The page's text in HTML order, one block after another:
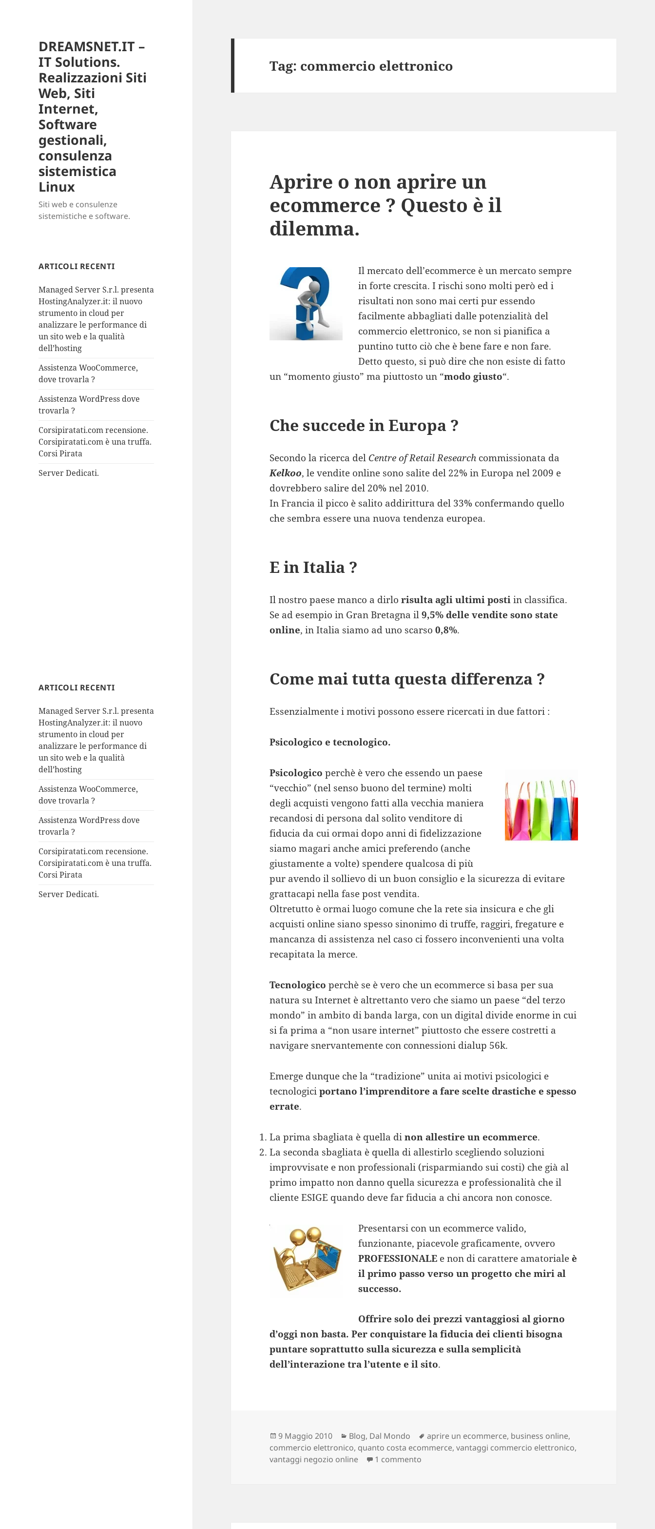
DREAMSNET.IT –
IT Solutions.
Realizzazioni Siti
Web, Siti
Internet,
Software
gestionali,
consulenza
sistemistica
Linux
Siti web e consulenze
sistemistiche e software.
ARTICOLI RECENTI
Managed Server S.r.l. presenta
HostingAnalyzer.it: il nuovo
strumento in cloud per
analizzare le performance di
un sito web e la qualità
dell’hosting
Assistenza WooCommerce,
dove trovarla ?
Assistenza WordPress dove
trovarla ?
Corsipiratati.com recensione.
Corsipiratati.com è una truffa.
Corsi Pirata
Server Dedicati.
ARTICOLI RECENTI
Managed Server S.r.l. presenta
HostingAnalyzer.it: il nuovo
strumento in cloud per
analizzare le performance di
un sito web e la qualità
dell’hosting
Assistenza WooCommerce,
dove trovarla ?
Assistenza WordPress dove
trovarla ?
Corsipiratati.com recensione.
Corsipiratati.com è una truffa.
Corsi Pirata
Server Dedicati.
Tag: commercio elettronico
Aprire o non aprire un
ecommerce ? Questo è il
dilemma.
Il mercato dell’ecommerce è un mercato sempre
in forte crescita. I rischi sono molti però ed i
risultati non sono mai certi pur essendo
facilmente abbagliati dalle potenzialità del
commercio elettronico, se non si pianifica a
puntino tutto ciò che è bene fare e non fare.
Detto questo, si può dire che non esiste di fatto
un “momento giusto” ma piuttosto un “modo giusto“.
Che succede in Europa ?
Secondo la ricerca del Centre of Retail Research commissionata da
Kelkoo, le vendite online sono salite del 22% in Europa nel 2009 e
dovrebbero salire del 20% nel 2010.
In Francia il picco è salito addirittura del 33% confermando quello
che sembra essere una nuova tendenza europea.
E in Italia ?
Il nostro paese manco a dirlorisulta agli ultimi postiin classifica.
Se ad esempio in Gran Bretagna il9,5% delle vendite sono state
online, in Italia siamo ad uno scarso0,8%.
Come mai tutta questa differenza ?
Essenzialmente i motivi possono essere ricercati in due fattori :
Psicologico e tecnologico.
Psicologico perchè è vero che essendo un paese
“vecchio” (nel senso buono del termine) molti
degli acquisti vengono fatti alla vecchia maniera
recandosi di persona dal solito venditore di
fiducia da cui ormai dopo anni di fidelizzazione
siamo magari anche amici preferendo (anche
giustamente a volte) spendere qualcosa di più
pur avendo il sollievo di un buon consiglio e la sicurezza di evitare
grattacapi nella fase post vendita.
Oltretutto è ormai luogo comune che la rete sia insicura e che gli
acquisti online siano spesso sinonimo di truffe, raggiri, fregature e
mancanza di assistenza nel caso ci fossero inconvenienti una volta
recapitata la merce.
Tecnologico perchè se è vero che un ecommerce si basa per sua
natura su Internet è altrettanto vero che siamo un paese “del terzo
mondo” in ambito di banda larga, con un digital divide enorme in cui
si fa prima a “non usare internet” piuttosto che essere costretti a
navigare snervantemente con connessioni dialup 56k.
Emerge dunque che la “tradizione” unita ai motivi psicologici e
tecnologiciportano l’imprenditore a fare scelte drastiche e spesso
errate.
La prima sbagliata è quella dinon allestire un ecommerce.
La seconda sbagliata è quella di allestirlo scegliendo soluzioni
improvvisate e non professionali (risparmiando sui costi) che già al
primo impatto non danno quella sicurezza e professionalità che il
cliente ESIGE quando deve far fiducia a chi ancora non conosce.
Presentarsi con un ecommerce valido,
funzionante, piacevole graficamente, ovvero
PROFESSIONALE e non di carattere amatoriale è
il primo passo verso un progetto che miri al
successo.
Offrire solo dei prezzi vantaggiosi al giorno
d’oggi non basta. Per conquistare la fiducia dei clienti bisogna
puntare soprattutto sulla sicurezza e sulla semplicità
dell’interazione tra l’utente e il sito.
Scritto
il
9 Maggio 2010 Categorie
Blog, Dal Mondo Tag
aprire un ecommerce, business online,
commercio elettronico, quanto costa ecommerce,vantaggi commercio elettronico,
vantaggi negozio online
1 commento